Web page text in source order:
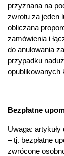
przyznana na
zwrotu za jeden
obliczana
zamówienia i
do anulowania
przypadku
opublikowanych
Bezpłatne
Uwaga:
– tj. bezpłatne
zwrócone